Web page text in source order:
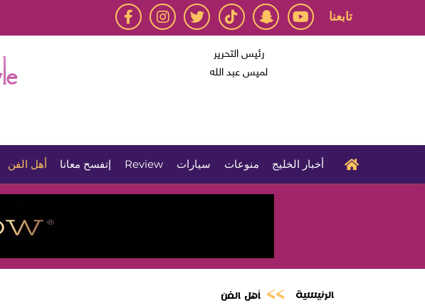
تابعنا
رئيس التحرير
لميس عبد الله
أخبار الخليج منوعات سيارات Review إتفسح معانا أهل الفن
الرئيسية أهل الفن